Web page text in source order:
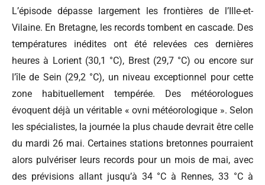
L’épisode dépasse largement les frontières de l’Ille-et-
Vilaine. En Bretagne, les records tombent en cascade. Des
températures inédites ont été relevées ces dernières
heures à Lorient (30,1 °C), Brest (29,7 °C) ou encore sur
l’île de Sein (29,2 °C), un niveau exceptionnel pour cette
zone habituellement tempérée. Des météorologues
évoquent déjà un véritable « ovni météorologique ». Selon
les spécialistes, la journée la plus chaude devrait être celle
du mardi 26 mai. Certaines stations bretonnes pourraient
alors pulvériser leurs records pour un mois de mai, avec
des prévisions allant jusqu’à 34 °C à Rennes, 33 °C à